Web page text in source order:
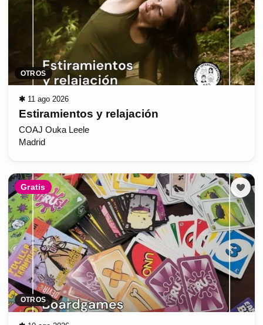
OTROS
✱ 11 ago 2026
Estiramientos y relajación
COAJ Ouka Leele
Madrid
Gratis
OTROS